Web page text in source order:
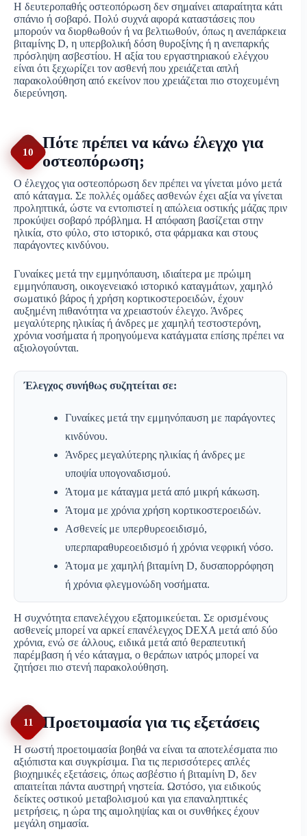
Η δευτεροπαθής οστεοπόρωση δεν σημαίνει απαραίτητα κάτι
σπάνιο ή σοβαρό. Πολύ συχνά αφορά καταστάσεις που
μπορούν να διορθωθούν ή να βελτιωθούν, όπως η ανεπάρκεια
βιταμίνης D, η υπερβολική δόση θυροξίνης ή η ανεπαρκής
πρόσληψη ασβεστίου. Η αξία του εργαστηριακού ελέγχου
είναι ότι ξεχωρίζει τον ασθενή που χρειάζεται απλή
παρακολούθηση από εκείνον που χρειάζεται πιο στοχευμένη
διερεύνηση.
10
Πότε πρέπει να κάνω έλεγχο για
οστεοπόρωση;
Ο έλεγχος για οστεοπόρωση δεν πρέπει να γίνεται μόνο μετά
από κάταγμα. Σε πολλές ομάδες ασθενών έχει αξία να γίνεται
προληπτικά, ώστε να εντοπιστεί η απώλεια οστικής μάζας πριν
προκύψει σοβαρό πρόβλημα. Η απόφαση βασίζεται στην
ηλικία, στο φύλο, στο ιστορικό, στα φάρμακα και στους
παράγοντες κινδύνου.
Γυναίκες μετά την εμμηνόπαυση, ιδιαίτερα με πρώιμη
εμμηνόπαυση, οικογενειακό ιστορικό καταγμάτων, χαμηλό
σωματικό βάρος ή χρήση κορτικοστεροειδών, έχουν
αυξημένη πιθανότητα να χρειαστούν έλεγχο. Άνδρες
μεγαλύτερης ηλικίας ή άνδρες με χαμηλή τεστοστερόνη,
χρόνια νοσήματα ή προηγούμενα κατάγματα επίσης πρέπει να
αξιολογούνται.
Έλεγχος συνήθως συζητείται σε:
Γυναίκες μετά την εμμηνόπαυση με παράγοντες
κινδύνου.
Άνδρες μεγαλύτερης ηλικίας ή άνδρες με
υποψία υπογοναδισμού.
Άτομα με κάταγμα μετά από μικρή κάκωση.
Άτομα με χρόνια χρήση κορτικοστεροειδών.
Ασθενείς με υπερθυρεοειδισμό,
υπερπαραθυρεοειδισμό ή χρόνια νεφρική νόσο.
Άτομα με χαμηλή βιταμίνη D, δυσαπορρόφηση
ή χρόνια φλεγμονώδη νοσήματα.
Η συχνότητα επανελέγχου εξατομικεύεται. Σε ορισμένους
ασθενείς μπορεί να αρκεί επανέλεγχος DEXA μετά από δύο
χρόνια, ενώ σε άλλους, ειδικά μετά από θεραπευτική
παρέμβαση ή νέο κάταγμα, ο θεράπων ιατρός μπορεί να
ζητήσει πιο στενή παρακολούθηση.
11 Προετοιμασία για τις εξετάσεις
Η σωστή προετοιμασία βοηθά να είναι τα αποτελέσματα πιο
αξιόπιστα και συγκρίσιμα. Για τις περισσότερες απλές
βιοχημικές εξετάσεις, όπως ασβέστιο ή βιταμίνη D, δεν
απαιτείται πάντα αυστηρή νηστεία. Ωστόσο, για ειδικούς
δείκτες οστικού μεταβολισμού και για επαναληπτικές
μετρήσεις, η ώρα της αιμοληψίας και οι συνθήκες έχουν
μεγάλη σημασία.